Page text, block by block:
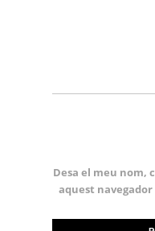
Desa el meu nom,
aquest